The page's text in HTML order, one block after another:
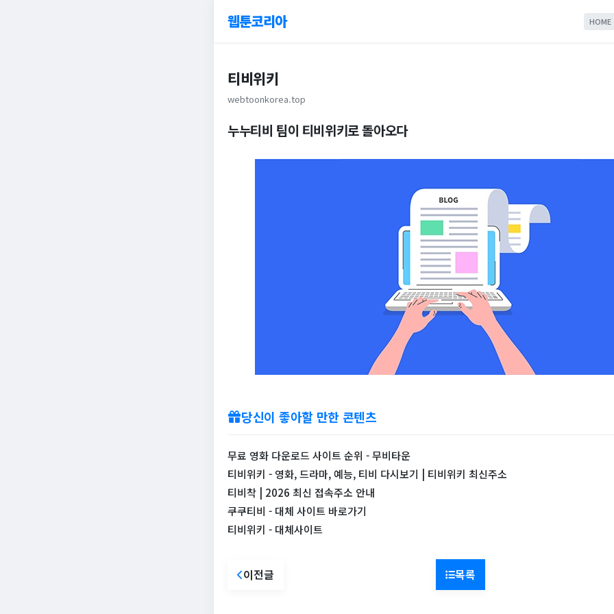
웹툰코리아 HOME
티비위키
webtoonkorea.top
누누티비 팀이 티비위키로 돌아오다
당신이 좋아할 만한 콘텐츠
무료 영화 다운로드 사이트 순위 - 무비타운
티비위키 - 영화, 드라마, 예능, 티비 다시보기 | 티비위키 최신주소
티비착 | 2026 최신 접속주소 안내
쿠쿠티비 - 대체 사이트 바로가기
티비위키 - 대체사이트
이전글 목록